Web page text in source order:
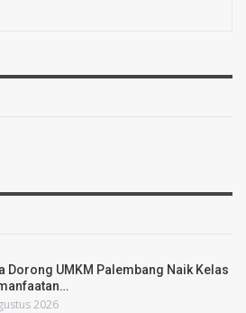
Dorong UMKM Palembang Naik Kelas
2026